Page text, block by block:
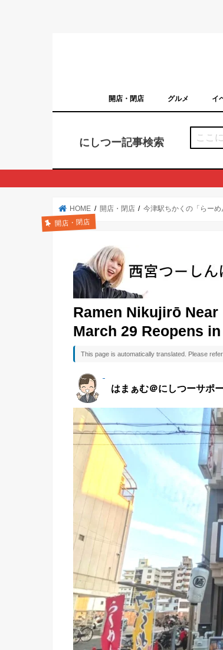
開店・閉店 グルメ イ
にしつー記事検索
HOME 開店・閉店 今津駅ちかくの「らー
開店・閉店
Ramen Nikujirō
March 29 Reopens
This page is automatically translated. Please
はまぁむ＠にしつーサポ